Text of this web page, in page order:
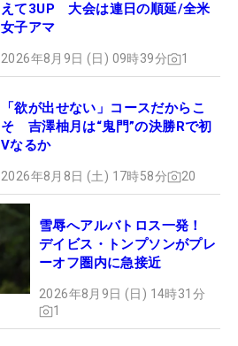
えて3UP 大会は連日の順延/全米
女子アマ
2026年8月9日 (日) 09時39分 1
「欲が出せない」コースだからこ
そ 吉澤柚月は“鬼門”の決勝Rで初
Vなるか
2026年8月8日 (土) 17時58分 20
雪辱へアルバトロス一発！
デイビス・トンプソンがプレ
ーオフ圏内に急接近
2026年8月9日 (日) 14時31分
1